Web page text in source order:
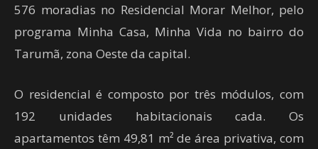
576 moradias no Residencial Morar Melhor, pelo
programa Minha Casa, Minha Vida no bairro do
Tarumã, zona Oeste da capital.
O residencial é composto por três módulos, com
192 unidades habitacionais cada. Os
apartamentos têm 49,81 m² de área privativa, com